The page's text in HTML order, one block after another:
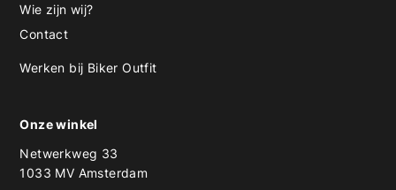
Wie zijn wij?
Contact
Werken bij Biker Outfit
Onze winkel
Netwerkweg 33
1033 MV Amsterdam